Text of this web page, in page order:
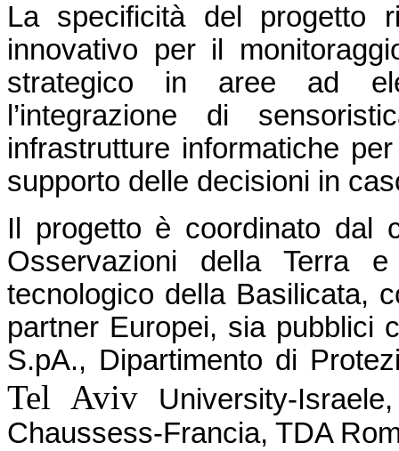
La specificità del progetto
innovativo per il
strategico in aree ad
l’integrazione di
infrastrutture informatiche
supporto delle decisioni in
Il progetto è coordinato dal
Osservazioni della Terra
tecnologico della Basilicata,
partner Europei, sia pubblici
S.pA., Dipartimento di
Tel Aviv University-
Chaussess-Francia, TDA